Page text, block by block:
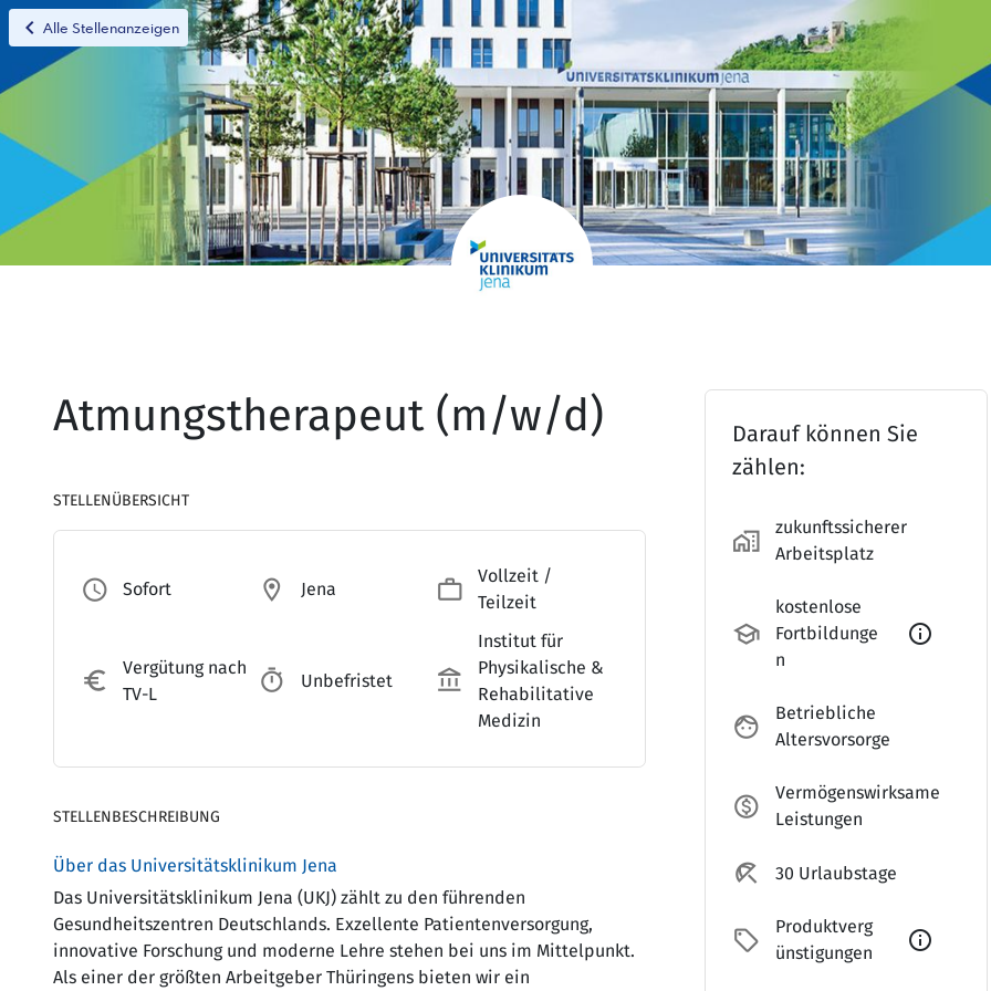
chevron_leftAlle Stellenanzeigen
Atmungstherapeut (m/w/d)
STELLENÜBERSICHT
access_time Sofort location_on Jena work_outline
Vollzeit /
Teilzeit
euro_symbol
Vergütung nach
TV-L
timer Unbefristet account_balance_outlined
Institut für
Physikalische &
Rehabilitative
Medizin
STELLENBESCHREIBUNG
Über das Universitätsklinikum Jena
Das Universitätsklinikum Jena (UKJ) zählt zu den führenden
Gesundheitszentren Deutschlands. Exzellente Patientenversorgung,
innovative Forschung und moderne Lehre stehen bei uns im Mittelpunkt.
Als einer der größten Arbeitgeber Thüringens bieten wir ein
Darauf können Sie
zählen:
zukunftssicherer
Arbeitsplatz
kostenlose
Fortbildunge
n
info
Betriebliche
Altersvorsorge
Vermögenswirksame
Leistungen
30 Urlaubstage
Produktverg
ünstigungen
info